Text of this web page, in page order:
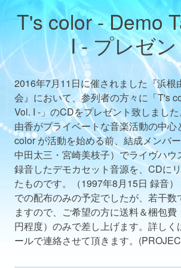
T's color - Demo
I - プレゼ
2016年7月11日に催されました『浜
会』において、参列者の方々に「T's
Vol. I -」のCDをプレゼント致しまし
由香がプライベートな音楽活動の中心
color が活動を始める前、結成メンバ
中田太三・宮崎美枝子）でライヴハウ
録音したデモカセット音源を、CDに
たものです。（1997年8月15日 録音）
での配布のみの予定でしたが、若干数
ますので、ご希望の方に送料＆梱包費
円程度）のみで差し上げます。詳しく
ールで連絡させて頂きます。